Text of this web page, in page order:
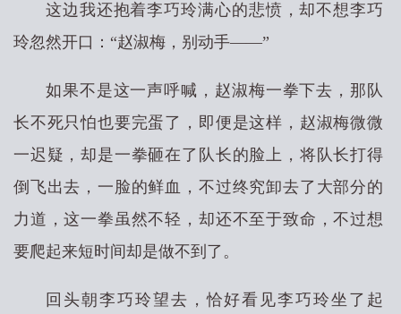
这边我还抱着李巧玲满心的悲愤，却不想李巧
玲忽然开口：“赵淑梅，别动手——”
如果不是这一声呼喊，赵淑梅一拳下去，那队
长不死只怕也要完蛋了，即便是这样，赵淑梅微微
一迟疑，却是一拳砸在了队长的脸上，将队长打得
倒飞出去，一脸的鲜血，不过终究卸去了大部分的
力道，这一拳虽然不轻，却还不至于致命，不过想
要爬起来短时间却是做不到了。
回头朝李巧玲望去，恰好看见李巧玲坐了起